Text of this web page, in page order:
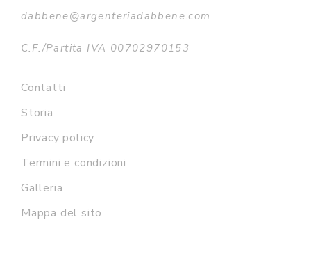
dabbene@argenteriadabbene.com
C.F./Partita IVA 00702970153
Contatti
Storia
Privacy policy
Termini e condizioni
Galleria
Mappa del sito